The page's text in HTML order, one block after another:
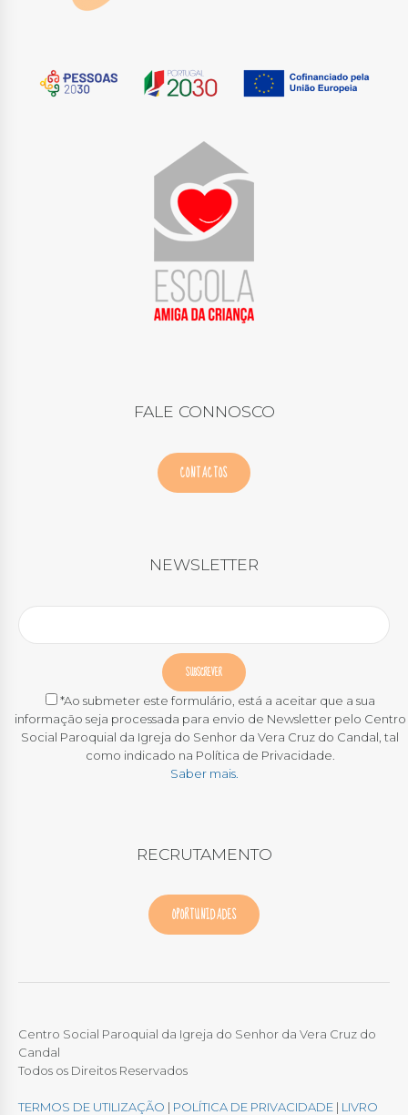
FALE CONNOSCO
CONTACTOS
NEWSLETTER
*Ao submeter este formulário, está a aceitar que a sua
informação seja processada para envio de Newsletter pelo Centro
Social Paroquial da Igreja do Senhor da Vera Cruz do Candal, tal
como indicado na Política de Privacidade.
Saber mais.
RECRUTAMENTO
OPORTUNIDADES
Centro Social Paroquial da Igreja do Senhor da Vera Cruz do
Candal
Todos os Direitos Reservados
TERMOS DE UTILIZAÇÃO | POLÍTICA DE PRIVACIDADE | LIVRO